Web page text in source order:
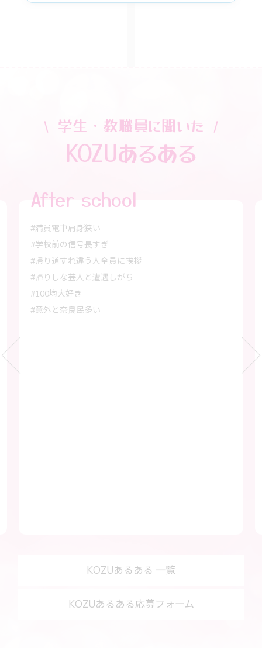
学生・教職員に聞いた
KOZUあるある
Classroom
ロッカー詰め込みすぎてテトリス
ロッカーの荷物なだれがち
時計合ってない
床すべる
エレベーター閉まるの早すぎ
壁にいろんなもの貼りがち
KOZUあるある 一覧
KOZUあるある応募フォーム